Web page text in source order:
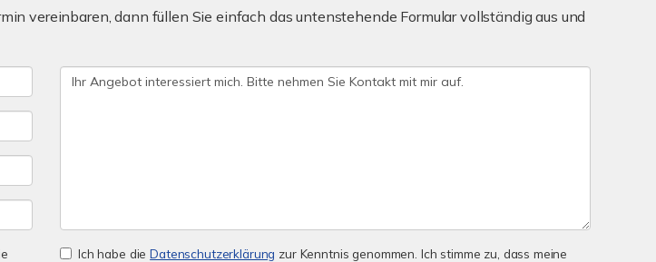
vereinbaren, dann füllen Sie einfach das untenstehende Formular vollständig aus und
Ich habe dieDatenschutzerklärung zur Kenntnis genommen. Ich stimme zu, dass meine